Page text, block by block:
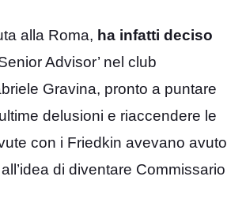
alla Roma, ha infatti deciso
Advisor’ nel club
Gravina, pronto a puntare
delusioni e riaccendere le
con i Friedkin avevano avuto
di diventare Commissario